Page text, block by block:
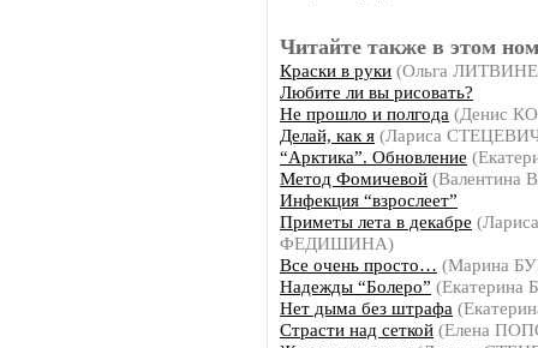
Читайте также в этом
Краски в руки (Ольга
Любите ли вы рисовать?
Не прошло и полгода (Денис
Делай, как я (Лариса
“Арктика”. Обновление
Метод Фомичевой (Валентина
Инфекция “взрослеет”
Приметы лета в декабре (Лариса
ФЕДИШИНА)
Все очень просто… (Марина
Надежды “Болеро”
Нет дыма без штрафа
Страсти над сеткой (Елена